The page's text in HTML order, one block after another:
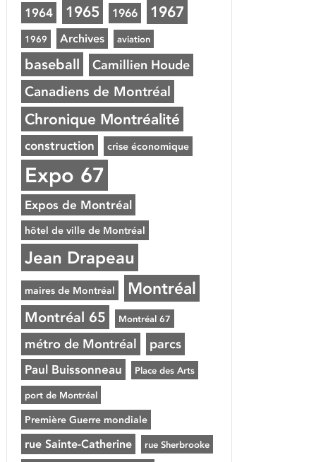
1964 1965 1966 1967
1969 Archives aviation
baseball Camillien Houde
Canadiens de Montréal
Chronique Montréalité
construction crise économique
Expo 67
Expos de Montréal
hôtel de ville de Montréal
Jean Drapeau
maires de Montréal Montréal
Montréal 65 Montréal 67
métro de Montréal parcs
Paul Buissonneau Place des Arts
port de Montréal
Première Guerre mondiale
rue Sainte-Catherine rue Sherbrooke